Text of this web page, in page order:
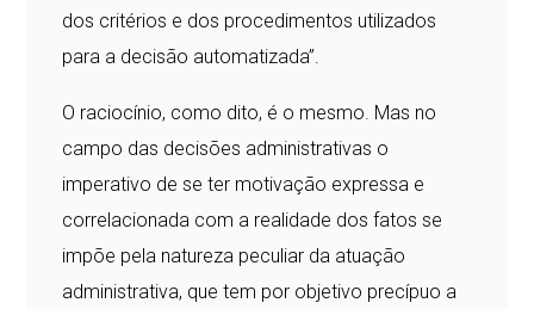
dos critérios e dos procedimentos utilizados
para a decisão automatizada”.
O raciocínio, como dito, é o mesmo. Mas no
campo das decisões administrativas o
imperativo de se ter motivação expressa e
correlacionada com a realidade dos fatos se
impõe pela natureza peculiar da atuação
administrativa, que tem por objetivo precípuo a